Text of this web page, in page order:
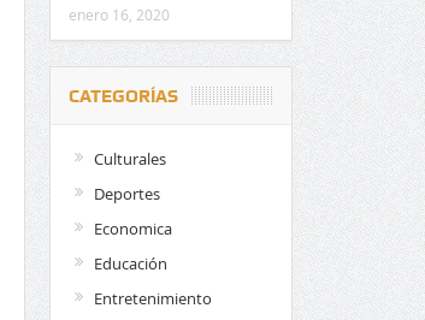
enero 16, 2020
CATEGORÍAS
Culturales
Deportes
Economica
Educación
Entretenimiento